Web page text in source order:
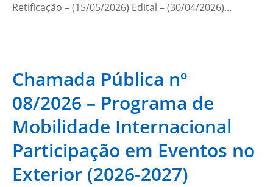
Retificação – (15/05/2026) Edital – (30/04/2026)…
Chamada Pública nº
08/2026 – Programa de
Mobilidade Internacional
Participação em Eventos no
Exterior (2026-2027)